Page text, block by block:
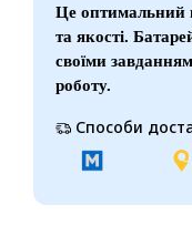
Це оптимальний
та якості.
своїми
роботу.
Способи